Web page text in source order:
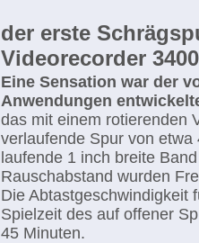
der erste
Videorecorder 3400
Eine Sensation war der
Anwendungen
das mit einem rotierenden
verlaufende Spur von
laufende 1 inch breite
Rauschabstand wurden
Die Abtastgeschwindigkeit
Spielzeit des auf offener
45 Minuten.